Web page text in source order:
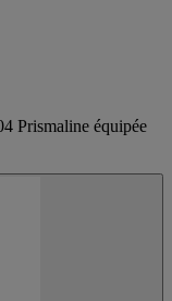
Prismaline équipée